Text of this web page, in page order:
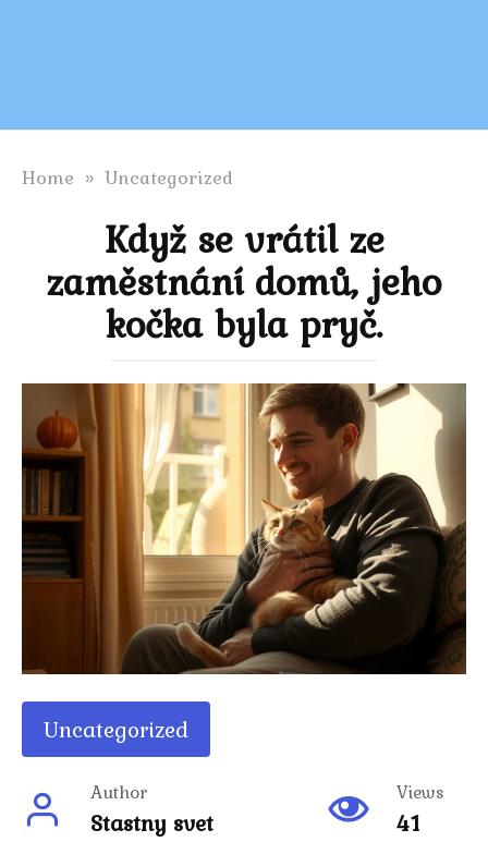
Home » Uncategorized
Když se vrátil ze
zaměstnání domů, jeho
kočka byla pryč.
Uncategorized
Author
Stastny svet
Views
41